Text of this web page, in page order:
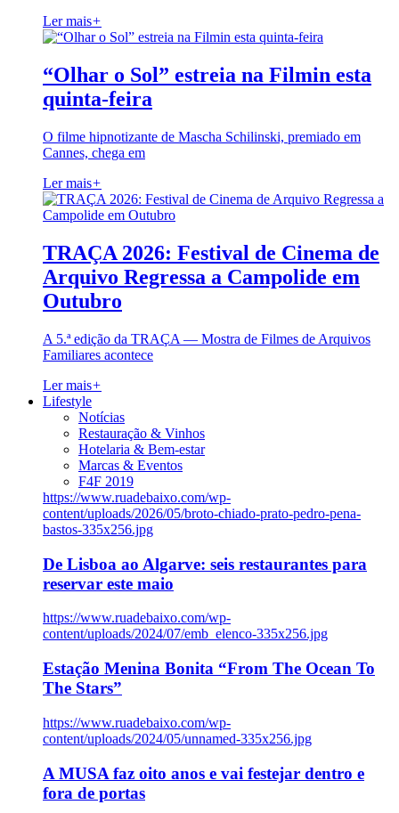
Ler mais+
“Olhar o Sol” estreia na Filmin esta
quinta-feira
O filme hipnotizante de Mascha Schilinski, premiado em
Cannes, chega em
Ler mais+
TRAÇA 2026: Festival de Cinema de
Arquivo Regressa a Campolide em
Outubro
A 5.ª edição da TRAÇA — Mostra de Filmes de Arquivos
Familiares acontece
Ler mais+
Lifestyle
Notícias
Restauração & Vinhos
Hotelaria & Bem-estar
Marcas & Eventos
F4F 2019
https://www.ruadebaixo.com/wp-
content/uploads/2026/05/broto-chiado-prato-pedro-pena-
bastos-335x256.jpg
De Lisboa ao Algarve: seis restaurantes para
reservar este maio
https://www.ruadebaixo.com/wp-
content/uploads/2024/07/emb_elenco-335x256.jpg
Estação Menina Bonita “From The Ocean To
The Stars”
https://www.ruadebaixo.com/wp-
content/uploads/2024/05/unnamed-335x256.jpg
A MUSA faz oito anos e vai festejar dentro e
fora de portas